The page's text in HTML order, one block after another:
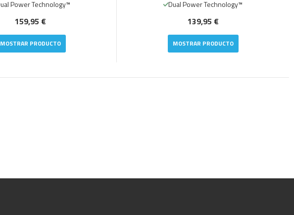
Power Technology™
159,95 €
MOSTRAR PRODUCTO
Dual Power Technology™
139,95 €
MOSTRAR PRODUCTO